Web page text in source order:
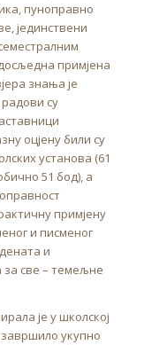
пуноправно
јединствени
примјена
знања је
су
оцјену били су
установа (61
51 бод), а
примјену
и писменог
и
за све – темељне
је у школској
завршило укупно